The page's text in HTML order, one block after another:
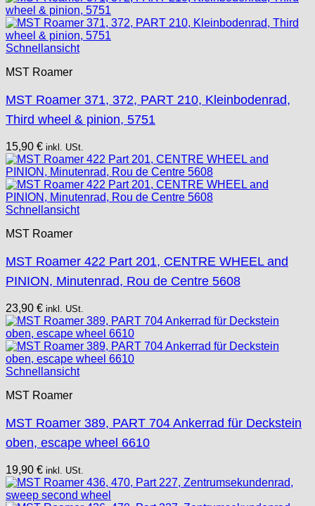
Schnellansicht
MST Roamer
MST Roamer 371, 372, PART 210, Kleinbodenrad,
Third wheel & pinion, 5751
15,90 € inkl. USt.
Schnellansicht
MST Roamer
MST Roamer 422 Part 201, CENTRE WHEEL and
PINION, Minutenrad, Rou de Centre 5608
23,90 € inkl. USt.
Schnellansicht
MST Roamer
MST Roamer 389, PART 704 Ankerrad für Deckstein
oben, escape wheel 6610
19,90 € inkl. USt.